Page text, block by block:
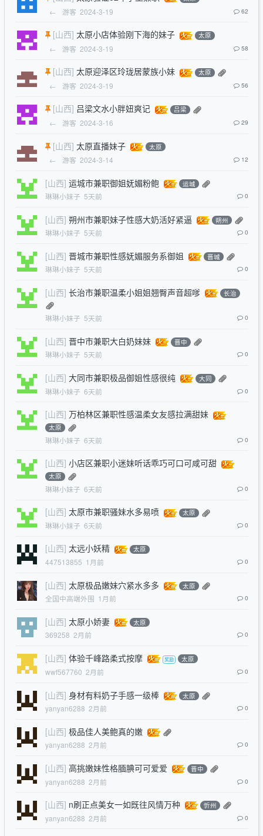
← 游客 2024-3-19 62
[山西] 太原小店体验刚下海的妹子 太原
← 游客 2024-3-19 58
[山西] 太原迎泽区玲珑居蒙族小妹 太原
← 游客 2024-3-19 56
[山西] 吕梁文水小胖妞爽记 吕梁
← 游客 2024-3-16 29
[山西] 太原直播妹子 太原
← 游客 2024-3-14 12
[山西] 运城市兼职御姐妩媚粉鲍 运城
琳琳小妹子 5天前 0
[山西] 朔州市兼职妹子性感大奶活好紧逼 朔州
琳琳小妹子 5天前 0
[山西] 晋城市兼职性感妩媚服务系御姐 晋城
琳琳小妹子 5天前 0
[山西] 长治市兼职温柔小姐姐翘臀声音超嗲 长治
琳琳小妹子 5天前 0
[山西] 晋中市兼职大白奶妹妹 晋中
琳琳小妹子 5天前 0
[山西] 大同市兼职极品御姐性感很纯 大同
琳琳小妹子 6天前 0
[山西] 万柏林区兼职性感温柔女友感拉满甜妹
太原
琳琳小妹子 6天前 0
[山西] 小店区兼职小迷妹听话乖巧可口可咸可甜
太原
琳琳小妹子 6天前 0
[山西] 太原市兼职骚妹水多易喷 太原
琳琳小妹子 6天前 0
[山西] 太远小妖精 太原
447513855 1月前 0
[山西] 太原极品嫩妹穴紧水多多 太原
全国中高端外围 1月前 0
[山西] 太原小娇妻 太原
369258 2月前 0
[山西] 体验千峰路柔式按摩 太原
wwf567760 2月前 0
[山西] 身材有料奶子手感一级棒 太原
yanyan6288 2月前 0
[山西] 极品佳人美鲍真的嫩
yanyan6288 2月前 0
[山西] 高挑嫩妹性格腼腆可可爱爱 晋中
yanyan6288 2月前 0
[山西] n刷正点美女一如既往风情万种 忻州
yanyan6288 2月前 0